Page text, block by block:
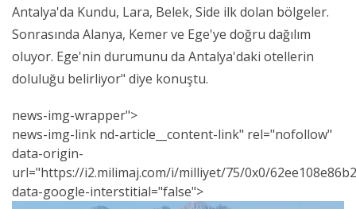
Antalya'da Kundu, Lara, Belek, Side ilk dolan bölgeler.
Sonrasında Alanya, Kemer ve Ege'ye doğru dağılım
oluyor. Ege'nin durumunu da Antalya'daki otellerin
doluluğu belirliyor" diye konuştu.
news-img-wrapper">
news-img-link nd-article__content-link" rel="nofollow"
data-origin-
url="https://i2.milimaj.com/i/milliyet/75/0x0/
data-google-interstitial="false">